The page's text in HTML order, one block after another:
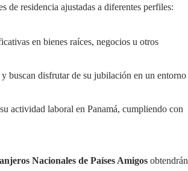
de residencia ajustadas a diferentes perfiles:
en bienes raíces, negocios u otros
buscan disfrutar de su jubilación en un entorno
actividad laboral en Panamá, cumpliendo con
Nacionales de Países Amigos obtendrán